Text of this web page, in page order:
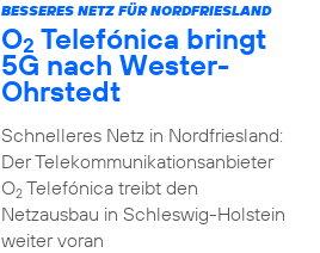
BESSERES NETZ FÜR NORDFRIESLAND
O2 Telefónica bringt
5G nach Wester-
Ohrstedt
Schnelleres Netz in Nordfriesland:
Der Telekommunikationsanbieter
O2Telefónica treibt den
Netzausbau in Schleswig-Holstein
weiter voran